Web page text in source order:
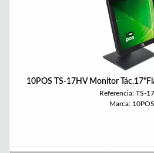
10POS TS-17HV Monitor
Referencia: TS-
Marca: 10POS